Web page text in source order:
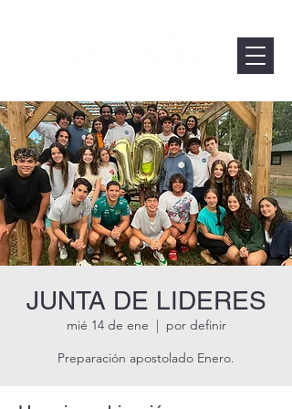
JUNTA DE LIDERES
mié 14 de ene
  |
por definir
Preparación apostolado Enero.